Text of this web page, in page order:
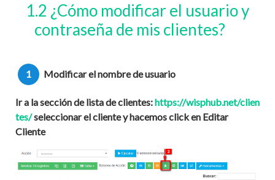
1.2 ¿Cómo modificar el usuario y
contraseña de mis clientes?
1 Modificar el nombre de usuario
Ir a la sección de lista de clientes:https://wisphub.net/clien
tes/seleccionar el cliente y hacemos click en Editar
Cliente